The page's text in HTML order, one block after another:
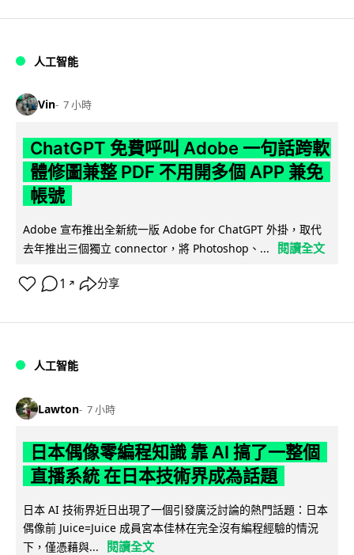
人工智能
Vin 7 小時
ChatGPT 免費呼叫 Adobe 一句話跨軟
體修圖兼整 PDF 不用開多個 APP 兼免
帳號
Adobe 宣布推出全新統一版 Adobe for ChatGPT 外掛，取代
去年推出三個獨立 connector，將 Photoshop、...
閱讀全文
1 ↗ 分享
人工智能
Lawton 7 小時
日本偶像零編程知識 靠 AI 搞了一整個
直播系統 在日本技術界成為話題
日本 AI 技術界近日出現了一個引發廣泛討論的熱門話題：日本
偶像前 Juice=Juice 成員宮本佳林在完全沒有編程經驗的情況
下，僅憑藉與...
閱讀全文